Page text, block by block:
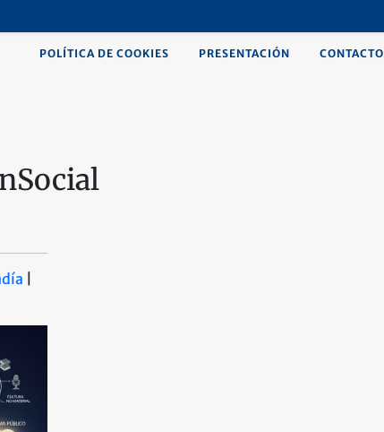
POLÍTICA DE COOKIES PRESENTACIÓN CONTACTO